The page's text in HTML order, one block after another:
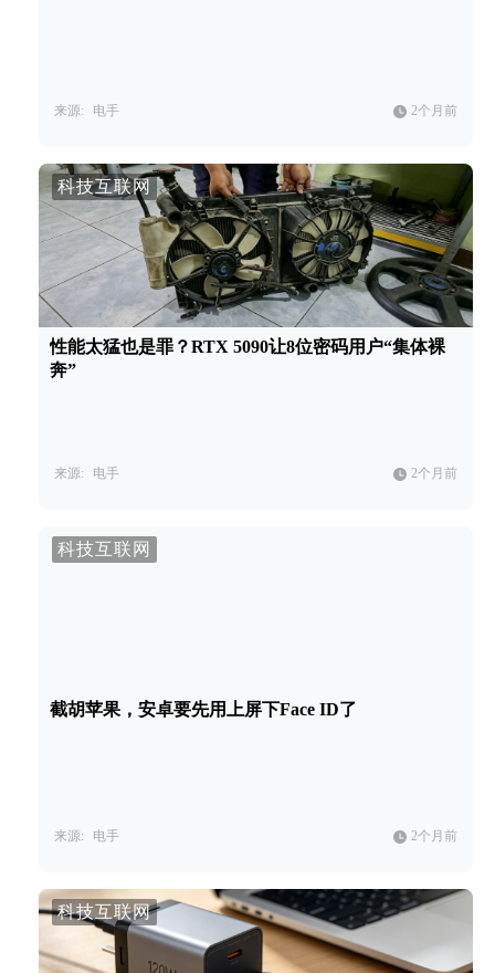
来源: 电手 2个月前
科技互联网
性能太猛也是罪？RTX 5090让8位密码用户“集体裸
奔”
来源: 电手 2个月前
科技互联网
截胡苹果，安卓要先用上屏下Face ID了
来源: 电手 2个月前
科技互联网